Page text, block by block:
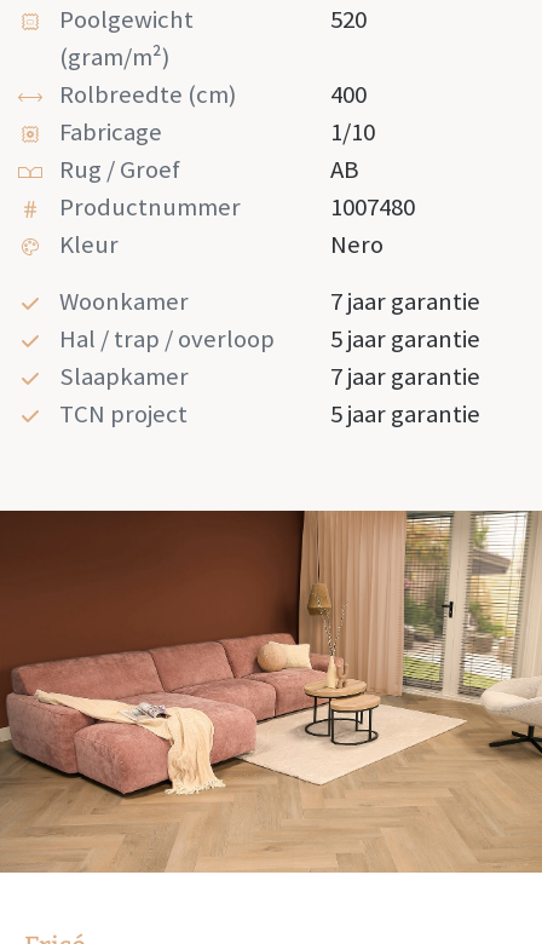
Poolgewicht
(gram/m²)
520
Rolbreedte (cm)
400
Fabricage
1/10
Rug / Groef
AB
Productnummer
1007480
Kleur
Nero
Woonkamer
7 jaar garantie
Hal / trap / overloop
5 jaar garantie
Slaapkamer
7 jaar garantie
TCN project
5 jaar garantie